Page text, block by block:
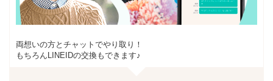
両想いの方とチャットでやり取り！
もちろんLINEIDの交換もできます♪